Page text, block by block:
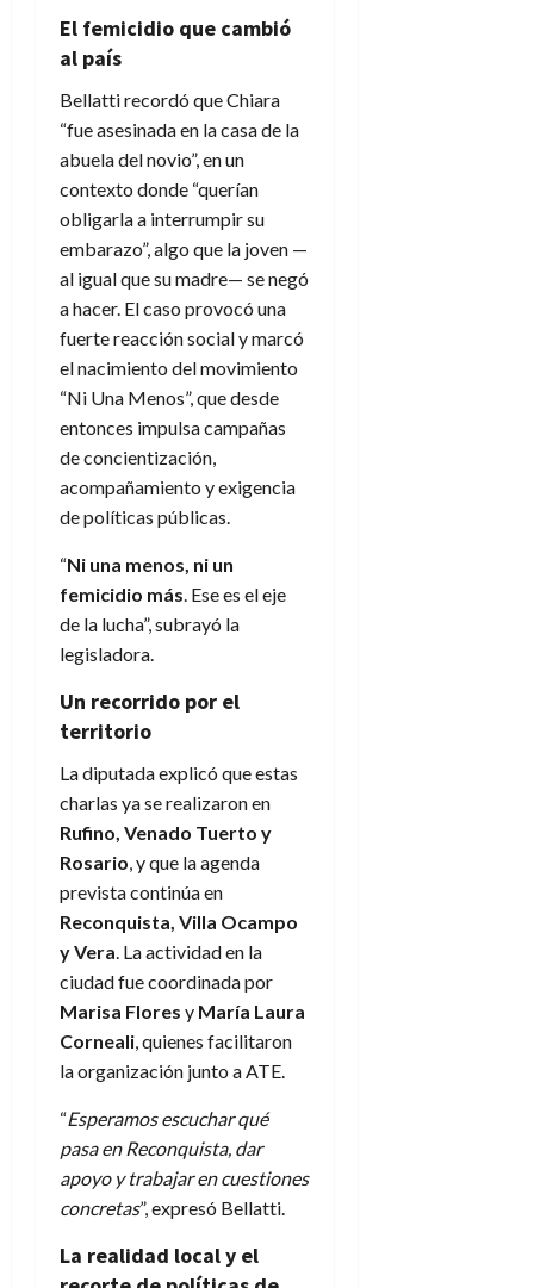
El femicidio que cambió
al país
Bellatti recordó que Chiara
“fue asesinada en la casa de la
abuela del novio”, en un
contexto donde “querían
obligarla a interrumpir su
embarazo”, algo que la joven —
al igual que su madre— se negó
a hacer. El caso provocó una
fuerte reacción social y marcó
el nacimiento del movimiento
“Ni Una Menos”, que desde
entonces impulsa campañas
de concientización,
acompañamiento y exigencia
de políticas públicas.
“Ni una menos, ni un
femicidio más. Ese es el eje
de la lucha”, subrayó la
legisladora.
Un recorrido por el
territorio
La diputada explicó que estas
charlas ya se realizaron en
Rufino, Venado Tuerto y
Rosario, y que la agenda
prevista continúa en
Reconquista, Villa Ocampo
y Vera. La actividad en la
ciudad fue coordinada por
Marisa Flores y María Laura
Corneali, quienes facilitaron
la organización junto a ATE.
“Esperamos escuchar qué
pasa en Reconquista, dar
apoyo y trabajar en cuestiones
concretas”, expresó Bellatti.
La realidad local y el